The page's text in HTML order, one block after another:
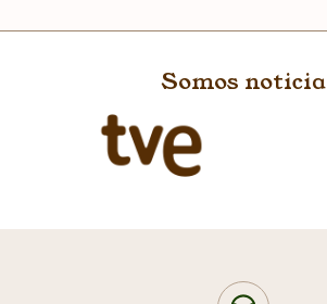
Somos noticia